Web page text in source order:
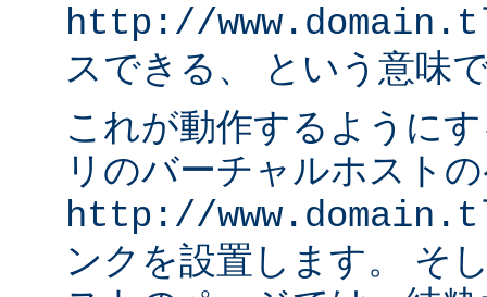
http://
スできる、 という意味
これが動作するように
リのバーチャルホスト
http://
ンクを設置します。 そ